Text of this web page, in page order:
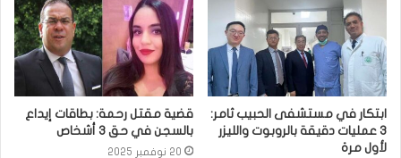
ابتكار في مستشفى الحبيب ثامر:
3 عمليات دقيقة بالروبوت والليزر
لأول مرة
قضية مقتل رحمة: بطاقات إيداع
بالسجن في حق 3 أشخاص
20 نوفمبر 2025